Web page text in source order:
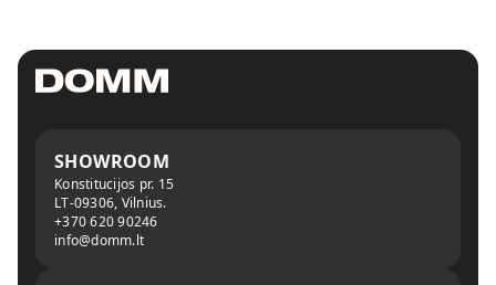
SHOWROOM
Konstitucijos pr. 15
LT-09306, Vilnius.
+370 620 90246
info@domm.lt